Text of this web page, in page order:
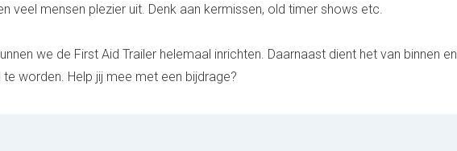
veel mensen plezier uit. Denk aan kermissen, old timer shows etc.
we de First Aid Trailer helemaal inrichten. Daarnaast dient het van binnen en
worden. Help jij mee met een bijdrage?